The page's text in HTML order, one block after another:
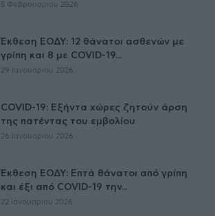
5 Φεβρουαρίου 2026
Έκθεση ΕΟΔΥ: 12 θάνατοι ασθενών με
γρίπη και 8 με COVID-19...
29 Ιανουαρίου 2026
COVID-19: Εξήντα χώρες ζητούν άρση
της πατέντας του εμβολίου
26 Ιανουαρίου 2026
Έκθεση ΕΟΔΥ: Επτά θάνατοι από γρίπη
και έξι από COVID-19 την...
22 Ιανουαρίου 2026